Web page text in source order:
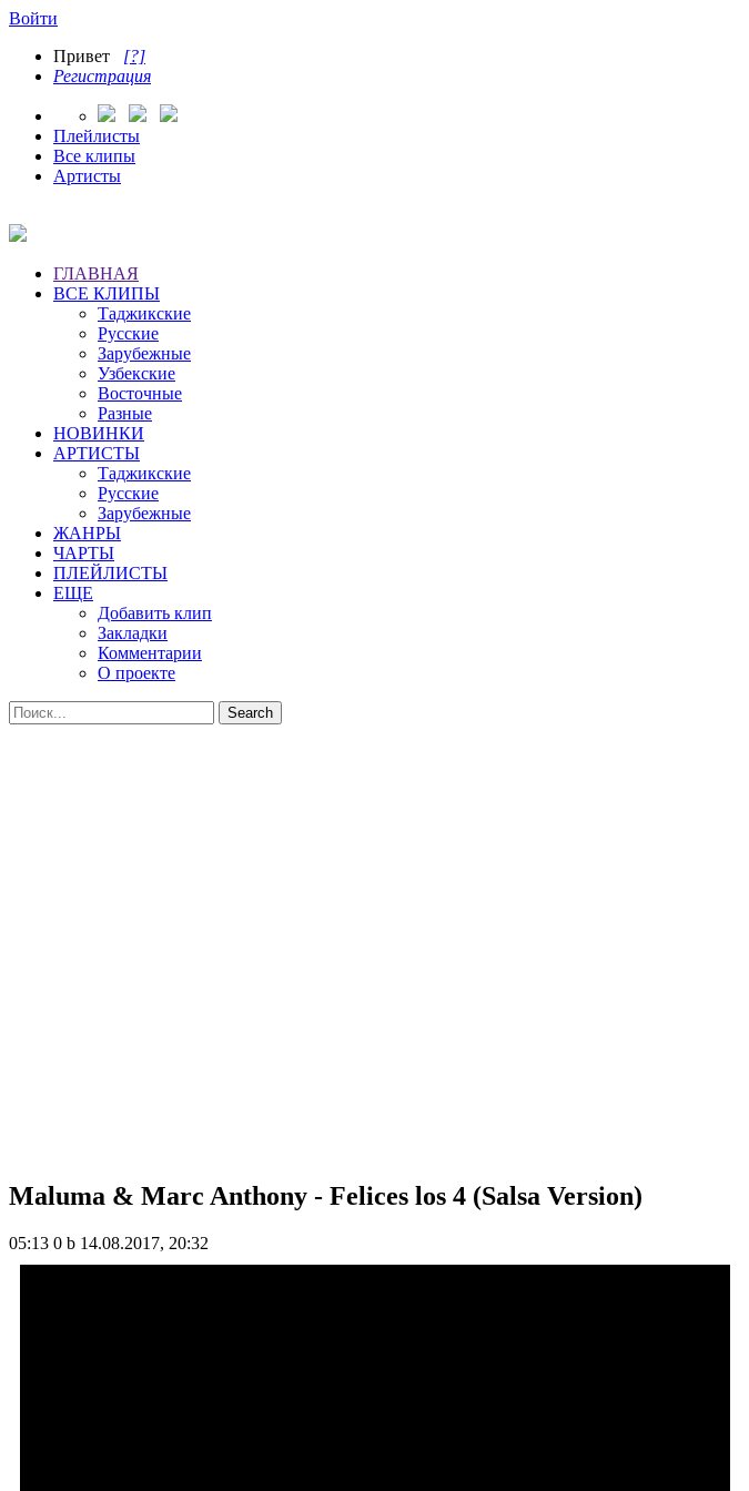
Войти
Привет [?]
Регистрация
Плейлисты
Все клипы
Артисты
ГЛАВНАЯ
ВСЕ КЛИПЫ
Таджикские
Русские
Зарубежные
Узбекские
Восточные
Разные
НОВИНКИ
АРТИСТЫ
Таджикские
Русские
Зарубежные
ЖАНРЫ
ЧАРТЫ
ПЛЕЙЛИСТЫ
ЕЩЕ
Добавить клип
Закладки
Комментарии
О проекте
Maluma & Marc Anthony - Felices los 4 (Salsa Version)
05:13 0 b 14.08.2017, 20:32